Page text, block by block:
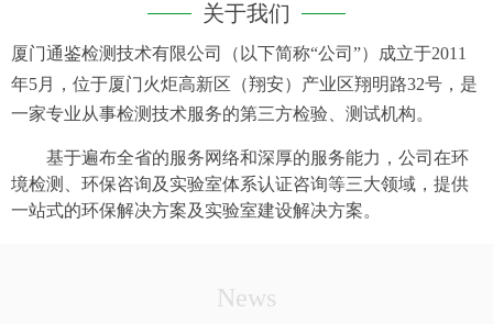
关于我们
厦门通鉴检测技术有限公司（以下简称“公司”）成立于2011
年5月，位于厦门火炬高新区（翔安）产业区翔明路32号，是
一家专业从事检测技术服务的第三方检验、测试机构。
基于遍布全省的服务网络和深厚的服务能力，公司在环
境检测、环保咨询及实验室体系认证咨询等三大领域，提供
一站式的环保解决方案及实验室建设解决方案。
News